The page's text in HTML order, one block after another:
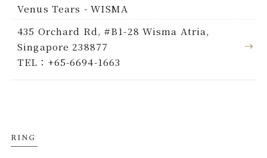
Venus Tears - WISMA
435 Orchard Rd, #B1-28 Wisma Atria,
Singapore 238877
TEL：+65-6694-1663
RING